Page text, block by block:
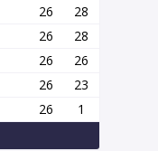
26
28
26
28
26
26
26
23
26 1